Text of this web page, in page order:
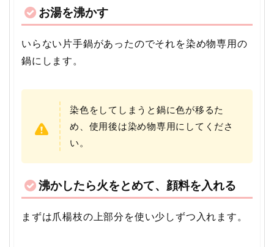
お湯を沸かす
いらない片手鍋があったのでそれを染め物専用の
鍋にします。
染色をしてしまうと鍋に色が移るた
め、使用後は染め物専用にしてくださ
い。
沸かしたら火をとめて、顔料を入れる
まずは爪楊枝の上部分を使い少しずつ入れます。